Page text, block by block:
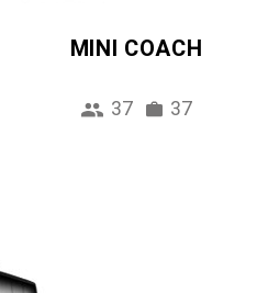
MINI COACH
37 37